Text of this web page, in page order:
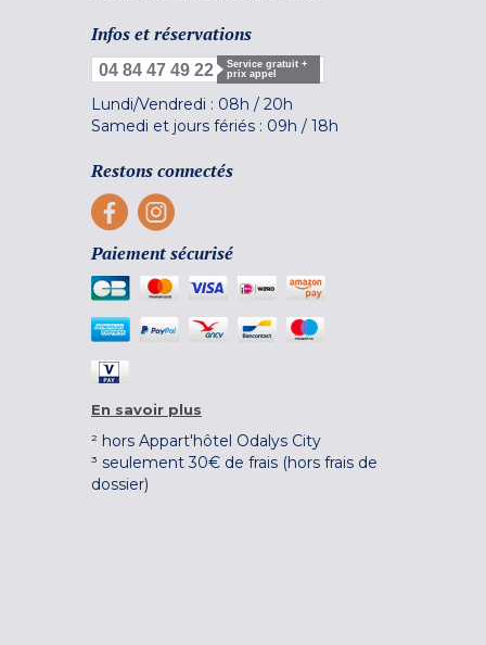
Infos et réservations
04 84 47 49 22
Service gratuit +
prix appel
Lundi/Vendredi : 08h / 20h
Samedi et jours fériés : 09h / 18h
Restons connectés
Paiement sécurisé
En savoir plus
² hors Appart'hôtel Odalys City
³ seulement 30€ de frais (hors frais de
dossier)